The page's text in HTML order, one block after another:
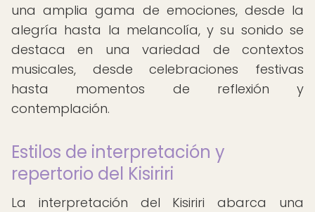
una amplia gama de emociones, desde la
alegría hasta la melancolía, y su sonido se
destaca en una variedad de contextos
musicales, desde celebraciones festivas
hasta momentos de reflexión y
contemplación.
Estilos de interpretación y
repertorio del Kisiriri
La interpretación del Kisiriri abarca una